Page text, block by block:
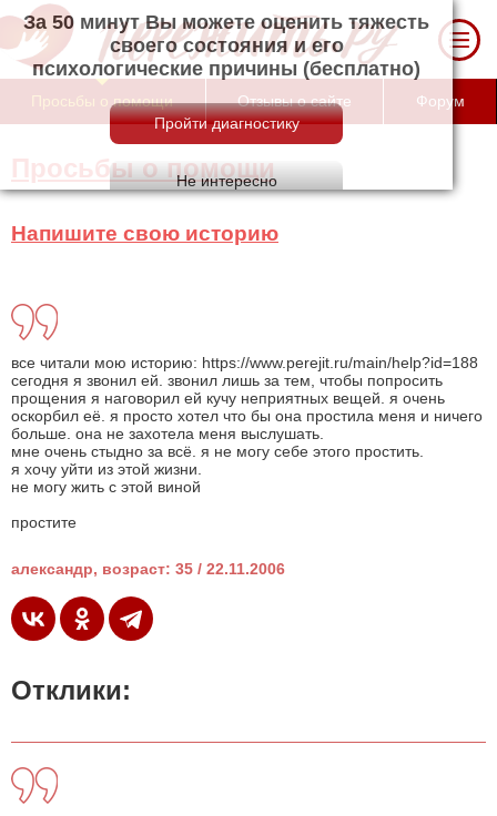
За 50 минут Вы можете оценить тяжесть
своего состояния и его психологические
причины (бесплатно)
Просьбы о помощи Отзывы о сайте Форум
Просьбы о помощи
Напишите свою историю
все читали мою историю: https://www.perejit.ru/main/help?id=188
сегодня я звонил ей. звонил лишь за тем, чтобы попросить
прощения я наговорил ей кучу неприятных вещей. я очень
оскорбил её. я просто хотел что бы она простила меня и ничего
больше. она не захотела меня выслушать.
мне очень стыдно за всё. я не могу себе этого простить.
я хочу уйти из этой жизни.
не могу жить с этой виной
простите
александр, возраст: 35 / 22.11.2006
Отклики: